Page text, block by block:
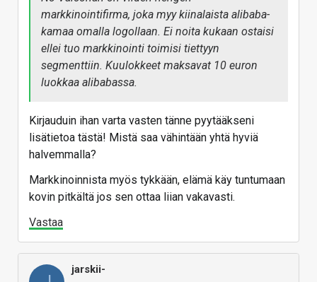
markkinointifirma, joka myy kiinalaista alibaba-
kamaa omalla logollaan. Ei noita kukaan ostaisi
ellei tuo markkinointi toimisi tiettyyn
segmenttiin. Kuulokkeet maksavat 10 euron
luokkaa alibabassa.
Kirjauduin ihan varta vasten tänne pyytääkseni
lisätietoa tästä! Mistä saa vähintään yhtä hyviä
halvemmalla?
Markkinoinnista myös tykkään, elämä käy tuntumaan
kovin pitkältä jos sen ottaa liian vakavasti.
Vastaa
jarskii-